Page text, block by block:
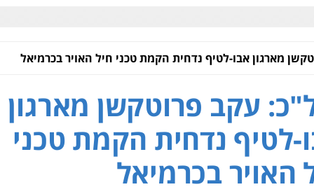
מארגון אבו-לטיף נדחית הקמת טכני חיל האויר בכרמיאל
עקב פרוטקשן מארגון
לטיף נדחית הקמת טכני
האויר בכרמיאל